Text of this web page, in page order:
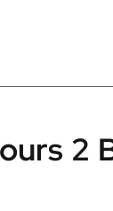
2